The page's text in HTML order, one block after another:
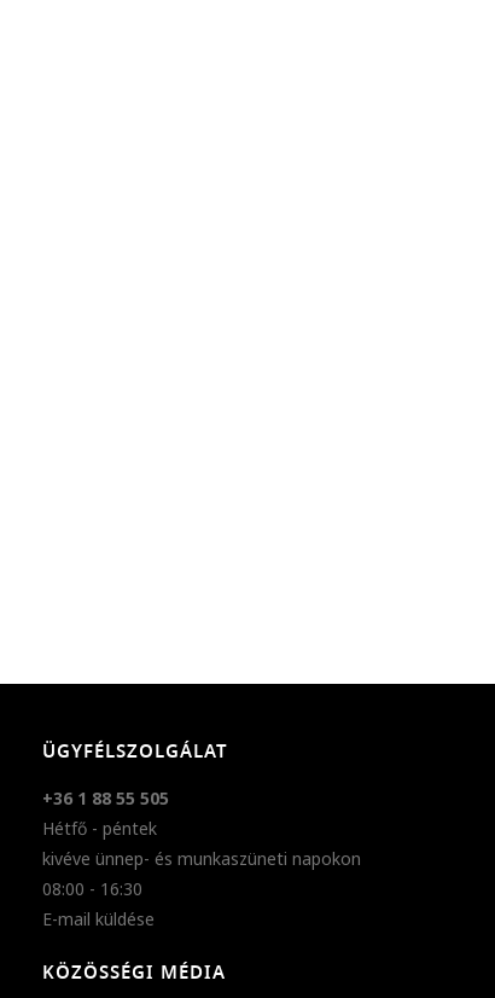
ÜGYFÉLSZOLGÁLAT
+36 1 88 55 505
Hétfő - péntek
kivéve ünnep- és munkaszüneti napokon
08:00 - 16:30
E-mail küldése
KÖZÖSSÉGI MÉDIA